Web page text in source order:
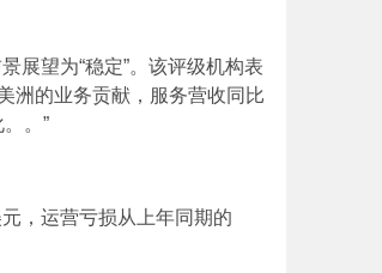
展望为“稳定”。该评级机构表
洲的业务贡献，服务营收同比
。”
，运营亏损从上年同期的